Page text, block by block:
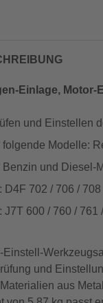
Einlage, Motor-
und Einstellen
folgende Modelle:
und Diesel-
D4F 702 / 706 /
J7T 600 / 760 / 761
Einstell-
und
aus